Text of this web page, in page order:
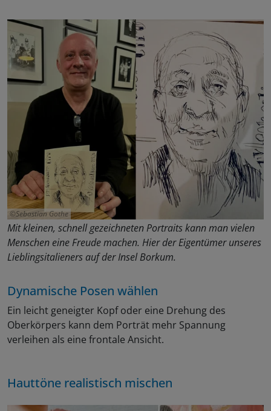
Sebastian Gothe
Mit kleinen, schnell gezeichneten Portraits kann man vielen
Menschen eine Freude machen. Hier der Eigentümer unseres
Lieblingsitalieners auf der Insel Borkum.
Dynamische Posen wählen
Ein leicht geneigter Kopf oder eine Drehung des
Oberkörpers kann dem Porträt mehr Spannung
verleihen als eine frontale Ansicht.
Hauttöne realistisch mischen